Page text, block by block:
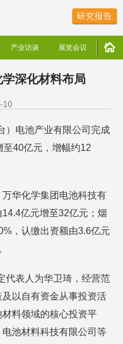
研究报告
产业访谈 展览会议
深化材料布局
10
）电池产业有限公司完成
40亿元，增幅约12
华化学集团电池科技有
亿元增至32亿元；烟
，认缴出资额由3.6亿元
代表人为华卫琦，经营范
以自有资金从事投资活
料领域的核心投资平
池材料科技有限公司等